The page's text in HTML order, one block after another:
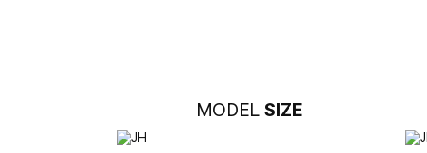
MODEL SIZE